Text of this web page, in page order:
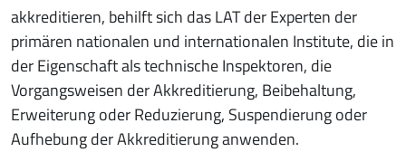
akkreditieren, behilft sich das LAT der Experten der
primären nationalen und internationalen Institute, die in
der Eigenschaft als technische Inspektoren, die
Vorgangsweisen der Akkreditierung, Beibehaltung,
Erweiterung oder Reduzierung, Suspendierung oder
Aufhebung der Akkreditierung anwenden.